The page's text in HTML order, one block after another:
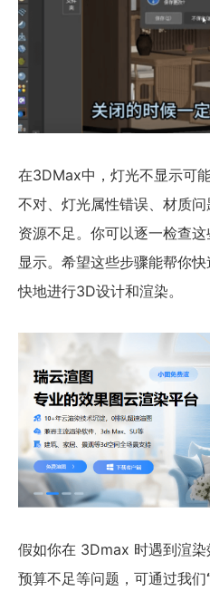
在3DMax中，灯光不显示可
不对、灯光属性错误、材质
资源不足。你可以逐一检查
显示。希望这些步骤能帮你
快地进行3D设计和渲染。
假如你在 3Dmax 时遇到渲
预算不足等问题，可通过我们